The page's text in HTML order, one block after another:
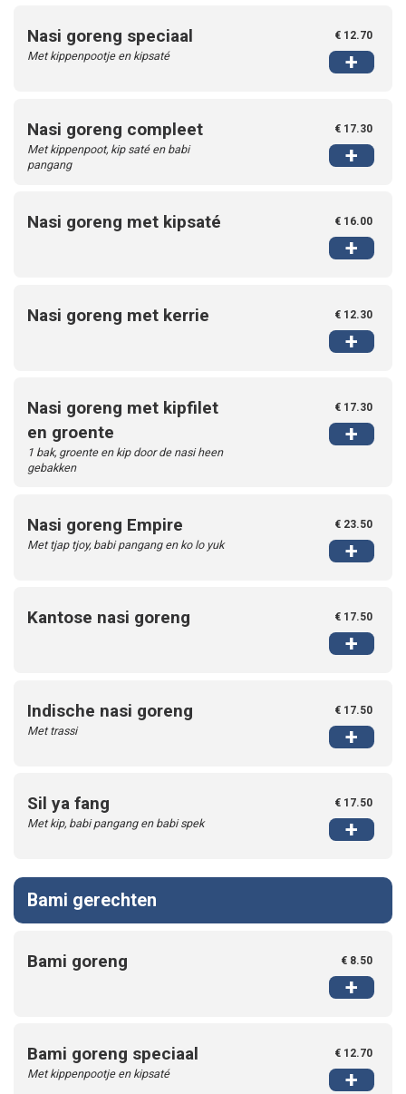
Nasi goreng speciaal
Met kippenpootje en kipsaté
€ 12.70
+
Nasi goreng compleet
Met kippenpoot, kip saté en babi
pangang
€ 17.30
+
Nasi goreng met kipsaté € 16.00
+
Nasi goreng met kerrie € 12.30
+
Nasi goreng met kipfilet
en groente
1 bak, groente en kip door de nasi heen
gebakken
€ 17.30
+
Nasi goreng Empire
Met tjap tjoy, babi pangang en ko lo yuk
€ 23.50
+
Kantose nasi goreng € 17.50
+
Indische nasi goreng
Met trassi
€ 17.50
+
Sil ya fang
Met kip, babi pangang en babi spek
€ 17.50
+
Bami gerechten
Bami goreng € 8.50
+
Bami goreng speciaal
Met kippenpootje en kipsaté
€ 12.70
+